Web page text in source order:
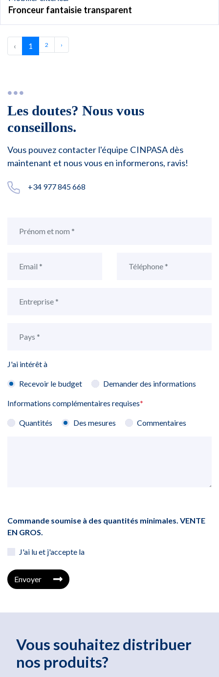
Fronceur fantaisie transparent
‹ 1 2 ›
Les doutes? Nous vous
conseillons.
Vous pouvez contacter l'équipe CINPASA dès
maintenant et nous vous en informerons, ravis!
+34 977 845 668
J'ai intérêt à
Recevoir le budget Demander des informations
Informations complémentaires requises*
Quantités Des mesures Commentaires
Commande soumise à des quantités minimales. VENTE
EN GROS.
J'ai lu et j'accepte la
Envoyer
Vous souhaitez distribuer
nos produits?